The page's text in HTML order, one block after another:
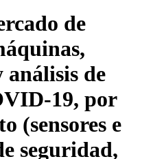
de
de
19, por
(sensores e
seguridad,